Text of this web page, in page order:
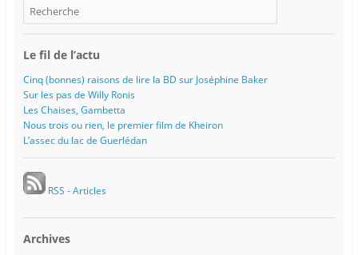
Le fil de l’actu
Cinq (bonnes) raisons de lire la BD sur Joséphine Baker
Sur les pas de Willy Ronis
Les Chaises, Gambetta
Nous trois ou rien, le premier film de Kheiron
L’assec du lac de Guerlédan
RSS - Articles
Archives